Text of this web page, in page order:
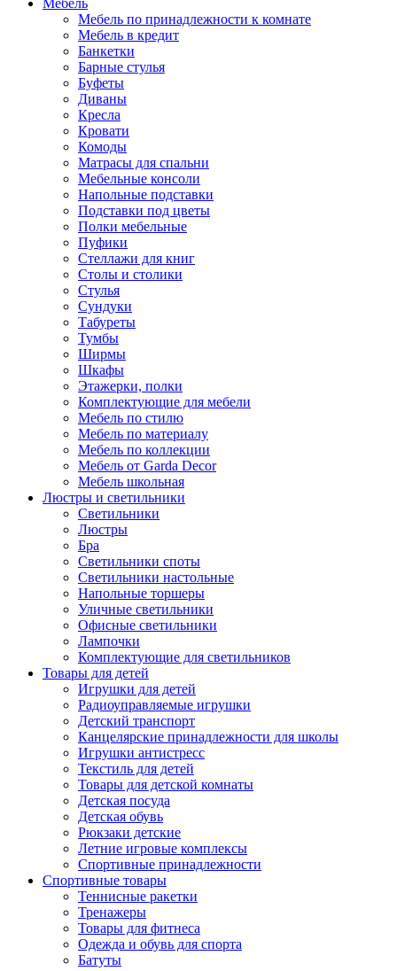
Мебель
Мебель по принадлежности к комнате
Мебель в кредит
Банкетки
Барные стулья
Буфеты
Диваны
Кресла
Кровати
Комоды
Матрасы для спальни
Мебельные консоли
Напольные подставки
Подставки под цветы
Полки мебельные
Пуфики
Стеллажи для книг
Столы и столики
Стулья
Сундуки
Табуреты
Тумбы
Ширмы
Шкафы
Этажерки, полки
Комплектующие для мебели
Мебель по стилю
Мебель по материалу
Мебель по коллекции
Мебель от Garda Decor
Мебель школьная
Люстры и светильники
Светильники
Люстры
Бра
Светильники споты
Светильники настольные
Напольные торшеры
Уличные светильники
Офисные светильники
Лампочки
Комплектующие для светильников
Товары для детей
Игрушки для детей
Радиоуправляемые игрушки
Детский транспорт
Канцелярские принадлежности для школы
Игрушки антистресс
Текстиль для детей
Товары для детской комнаты
Детская посуда
Детская обувь
Рюкзаки детские
Летние игровые комплексы
Спортивные принадлежности
Спортивные товары
Теннисные ракетки
Тренажеры
Товары для фитнеса
Одежда и обувь для спорта
Батуты